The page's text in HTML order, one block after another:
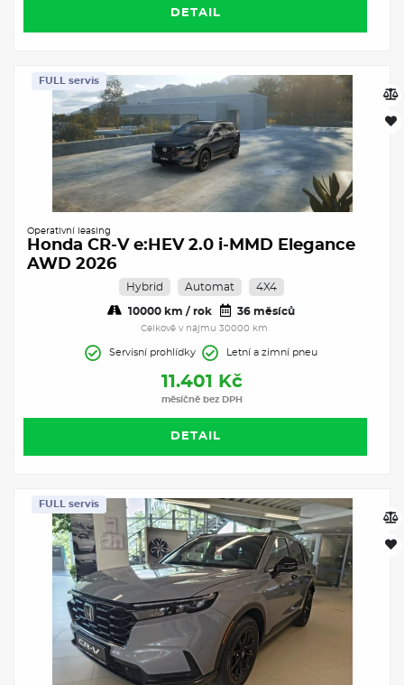
DETAIL
FULL servis
Operativní leasing
Honda CR-V e:HEV 2.0 i-MMD Elegance
AWD 2026
Hybrid Automat 4X4
10000 km / rok 36 měsíců
Celkově v nájmu 30000 km
Servisní prohlídky Letní a zimní pneu
11.401 Kč
měsíčně bez DPH
DETAIL
FULL servis